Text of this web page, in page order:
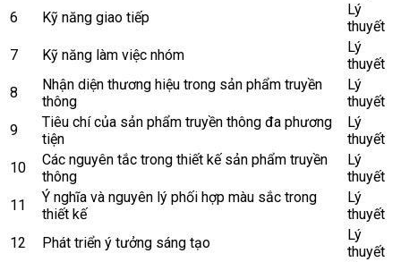
6
Kỹ năng giao tiếp
Lý
thuyết
7
Kỹ năng làm việc nhóm
Lý
thuyết
8
Nhận diện thương hiệu trong sản phẩm truyền
thông
Lý
thuyết
9
Tiêu chí của sản phẩm truyền thông đa phương
tiện
Lý
thuyết
10
Các nguyên tắc trong thiết kế sản phẩm truyền
thông
Lý
thuyết
11
Ý nghĩa và nguyên lý phối hợp màu sắc trong
thiết kế
Lý
thuyết
12
Phát triển ý tưởng sáng tạo
Lý
thuyết